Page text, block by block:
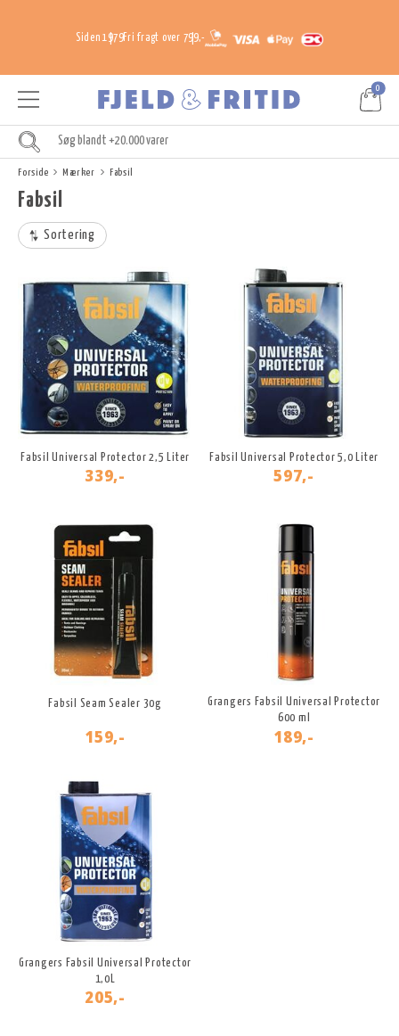
Siden 1979Fri fragt over 799,-
0
Forside Mærker Fabsil
Fabsil
Sortering
Fabsil Universal Protector 2,5 Liter
339,-
Fabsil Universal Protector 5,0 Liter
597,-
Fabsil Seam Sealer 30g
159,-
Grangers Fabsil Universal Protector
600 ml
189,-
Grangers Fabsil Universal Protector
1,0L
205,-